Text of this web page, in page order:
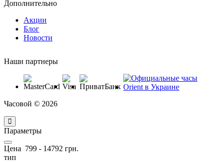
Дополнительно
Акции
Блог
Новости
Наши партнеры
Часовой © 2026
Параметры
Цена 799 - 14792 грн.
тип